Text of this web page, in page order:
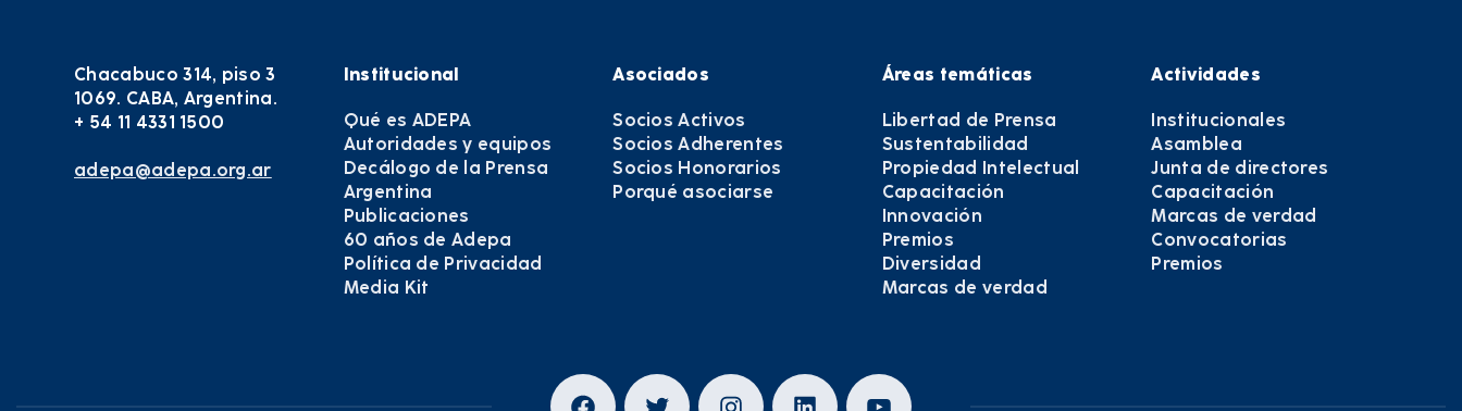
Chacabuco 314, piso 3
1069. CABA, Argentina.
+ 54 11 4331 1500
adepa@adepa.org.ar
Institucional
Qué es ADEPA
Autoridades y equipos
Decálogo de la Prensa
Argentina
Publicaciones
60 años de Adepa
Política de Privacidad
Media Kit
Asociados
Socios Activos
Socios Adherentes
Socios Honorarios
Porqué asociarse
Áreas temáticas
Libertad de Prensa
Sustentabilidad
Propiedad Intelectual
Capacitación
Innovación
Premios
Diversidad
Marcas de verdad
Actividades
Institucionales
Asamblea
Junta de directores
Capacitación
Marcas de verdad
Convocatorias
Premios